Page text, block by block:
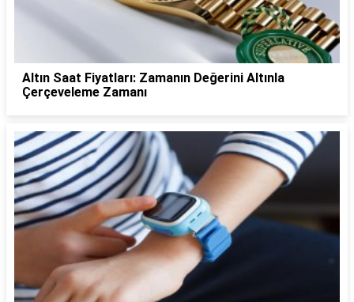
Altın Saat Fiyatları: Zamanın Değerini Altınla
Çerçeveleme Zamanı